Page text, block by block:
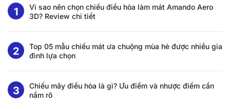
Vì sao nên chọn chiếu điều hòa làm mát Amando Aero
3D? Review chi tiết
Top 05 mẫu chiếu mát ưa chuộng mùa hè được nhiều gia
đình lựa chọn
Chiếu mây điều hòa là gì? Ưu điểm và nhược điểm cần
nắm rõ